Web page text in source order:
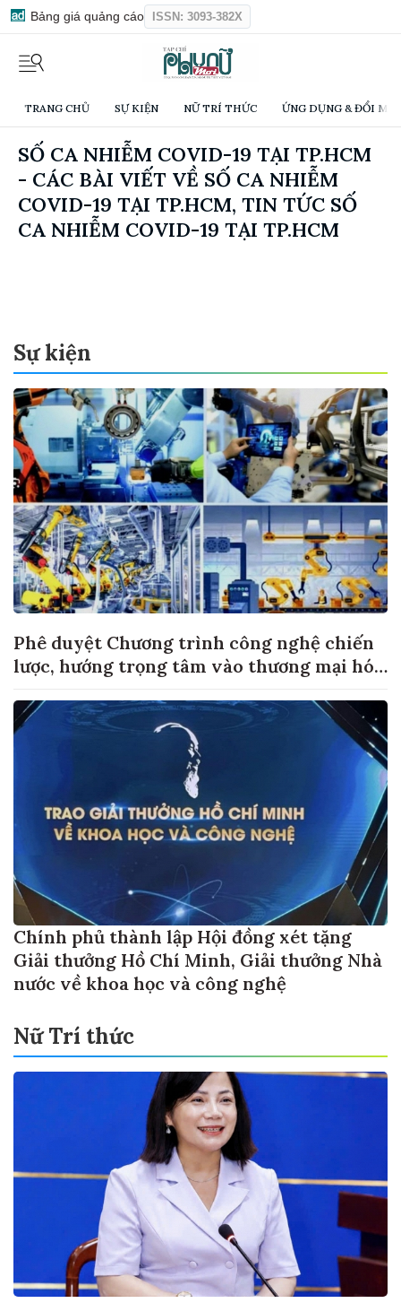
Bảng giá quảng cáo ISSN: 3093-382X
TRANG CHỦ SỰ KIỆN NỮ TRÍ THỨC ỨNG DỤNG & ĐỔI
SỐ CA NHIỄM COVID-19 TẠI TP.HCM
- CÁC BÀI VIẾT VỀ SỐ CA NHIỄM
COVID-19 TẠI TP.HCM, TIN TỨC SỐ
CA NHIỄM COVID-19 TẠI TP.HCM
Sự kiện
Phê duyệt Chương trình công nghệ chiến
lược, hướng trọng tâm vào thương mại hóa
Chính phủ thành lập Hội đồng xét tặng
Giải thưởng Hồ Chí Minh, Giải thưởng Nhà
nước về khoa học và công nghệ
Nữ Trí thức